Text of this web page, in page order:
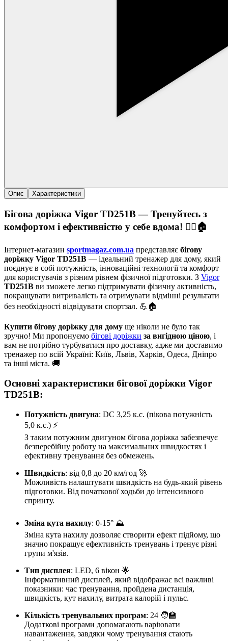
Опис Характеристики
Бігова доріжка Vigor TD251B— Тренуйтесь з
комфортом і ефективністю у себе вдома! 🏃‍♂️🏠
Інтернет-магазин sportmagaz.com.ua представляє бігову
доріжку Vigor TD251B — ідеальний тренажер для дому, який
поєднує в собі потужність, інноваційні технології та комфорт
для користувачів з різним рівнем фізичної підготовки. З Vigor
TD251B ви зможете легко підтримувати фізичну активність,
покращувати витривалість та отримувати відмінні результати
без необхідності відвідувати спортзал. 💪🏠
Купити бігову доріжку для дому ще ніколи не було так
зручно! Ми пропонуємо бігові доріжки за вигідною ціною, і
вам не потрібно турбуватися про доставку, адже ми доставимо
тренажер по всій Україні: Київ, Львів, Харків, Одеса, Дніпро
та інші міста. 🚚
Основні характеристики бігової доріжки Vigor
TD251B:
Потужність двигуна: DC 3,25 к.с. (пікова потужність
5,0 к.с.) ⚡️
З таким потужним двигуном бігова доріжка забезпечує
безперебійну роботу на максимальних швидкостях і
ефективну тренування без обмежень.
Швидкість: від 0,8 до 20 км/год 🚀
Можливість налаштувати швидкість на будь-який рівень
підготовки. Від початкової ходьби до інтенсивного
спринту.
Зміна кута нахилу: 0-15° ⛰️
Зміна кута нахилу дозволяє створити ефект підйому, що
значно покращує ефективність тренувань і тренує різні
групи м'язів.
Тип дисплея: LED, 6 вікон 🌟
Інформативний дисплей, який відображає всі важливі
показники: час тренування, пройдена дистанція,
швидкість, кут нахилу, витрата калорій і пульс.
Кількість тренувальних програм: 24 🧑‍🏫
Додаткові програми допомагають варіювати
навантаження, завдяки чому тренування стають